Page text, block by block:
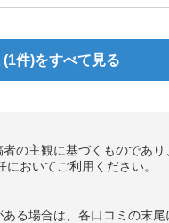
件)をすべて見る
の主観に基づくものであ
おいてご利用ください。
る場合は、各口コミの末